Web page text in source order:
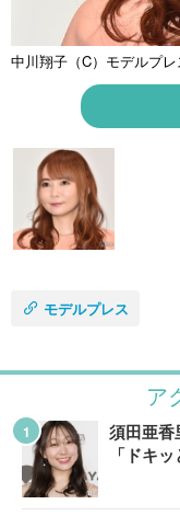
中川翔子（C）モデルプレ
モデルプレス
ア
須田亜香
「ドキ